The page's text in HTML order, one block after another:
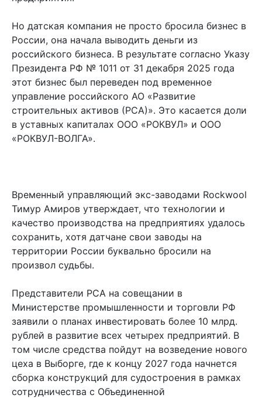
Но датская компания не просто бросила бизнес в
России, она начала выводить деньги из
российского бизнеса. В результате согласно Указу
Президента РФ № 1011 от 31 декабря 2025 года
этот бизнес был переведен под временное
управление российского АО «Развитие
строительных активов (РСА)». Это касается доли
в уставных капиталах ООО «РОКВУЛ» и ООО
«РОКВУЛ-ВОЛГА».
Временный управляющий экс-заводами Rockwool
Тимур Амиров утверждает, что технологии и
качество производства на предприятиях удалось
сохранить, хотя датчане свои заводы на
территории России буквально бросили на
произвол судьбы.
Представители РСА на совещании в
Министерстве промышленности и торговли РФ
заявили о планах инвестировать более 10 млрд.
рублей в развитие всех четырех предприятий. В
том числе средства пойдут на возведение нового
цеха в Выборге, где к концу 2027 года начнется
сборка конструкций для судостроения в рамках
сотрудничества с Объединенной